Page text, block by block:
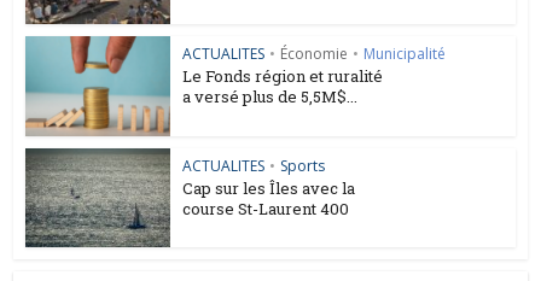
ACTUALITES • Économie • Municipalité
Le Fonds région et ruralité
a versé plus de 5,5M$...
ACTUALITES • Sports
Cap sur les Îles avec la
course St-Laurent 400